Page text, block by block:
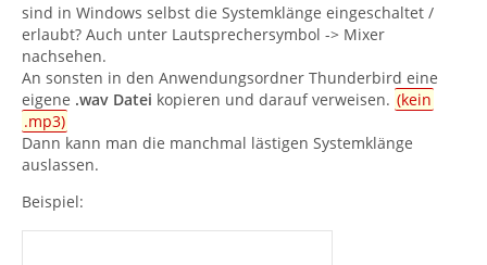
sind in Windows selbst die Systemklänge eingeschaltet /
erlaubt? Auch unter Lautsprechersymbol -> Mixer
nachsehen.
An sonsten in den Anwendungsordner Thunderbird eine
eigene .wav Datei kopieren und darauf verweisen. (kein
.mp3)
Dann kann man die manchmal lästigen Systemklänge
auslassen.
Beispiel: